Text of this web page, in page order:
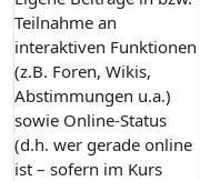
Teilnahme an
interaktiven Funktionen
(z.B. Foren, Wikis,
Abstimmungen u.a.)
sowie Online-Status
(d.h. wer gerade online
ist – sofern im Kurs